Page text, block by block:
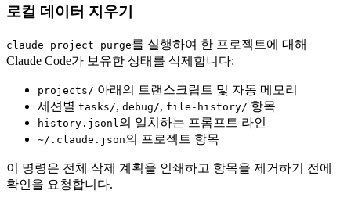
로컬 데이터 지우기
claude project purge를 실행하여 한 프로젝트에 대해
Claude Code가 보유한 상태를 삭제합니다:
projects/ 아래의 트랜스크립트 및 자동 메모리
세션별 tasks/, debug/, file-history/ 항목
history.jsonl 의 일치하는 프롬프트 라인
~/.claude.json의 프로젝트 항목
이 명령은 전체 삭제 계획을 인쇄하고 항목을 제거하기 전에
확인을 요청합니다.